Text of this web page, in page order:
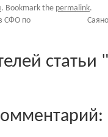
. Bookmark the permalink.
СФО по
статьи